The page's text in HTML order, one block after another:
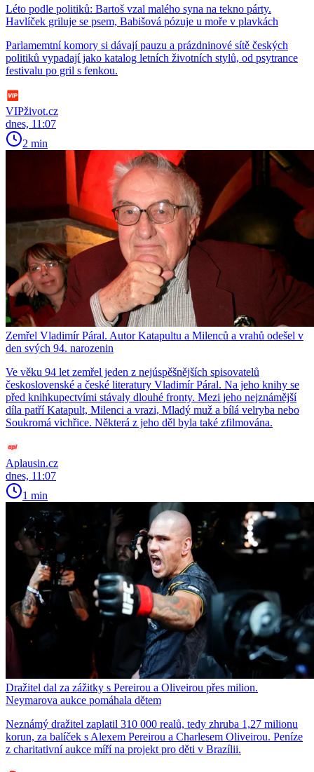
Léto podle politiků: Bartoš vzal malého syna na tekno párty.
Havlíček griluje se psem, Babišová pózuje u moře v plavkách
Parlamemtní komory si dávají pauzu a prázdninové sítě českých
politiků vypadají jako katalog letních životních stylů, od psytrance
festivalu po gril s fenkou.
VIPživot.cz
dnes, 11:07
2 min
Zemřel Vladimír Páral. Autor Katapultu a Milenců a vrahů odešel v
den svých 94. narozenin
Ve věku 94 let zemřel jeden z nejúspěšnějších spisovatelů
československé a české literatury Vladimír Páral. Na jeho knihy se
před knihkupectvími stávaly dlouhé fronty. Mezi jeho nejznámější
díla patří Katapult, Milenci a vrazi, Mladý muž a bílá velryba nebo
Soukromá vichřice. Některá z jeho děl byla také zfilmována.
Aplausin.cz
dnes, 11:07
1 min
Dražitel dal za zážitky s Pereirou a Oliveirou přes milion.
Neymarova aukce pomáhala dětem
Neznámý dražitel zaplatil 310 000 realů, tedy zhruba 1,27 milionu
korun, za balíček s Alexem Pereirou a Charlesem Oliveirou. Peníze
z charitativní aukce míří na projekt pro děti v Brazílii.